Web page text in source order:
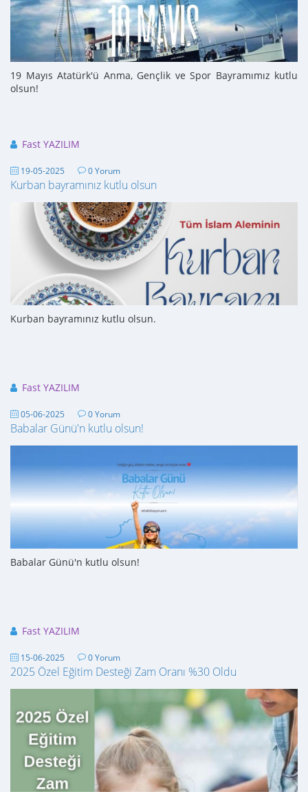
19 Mayıs Atatürk'ü Anma, Gençlik ve Spor Bayramımız kutlu
olsun!
Fast YAZILIM
19-05-2025 0 Yorum
Kurban bayramınız kutlu olsun
Kurban bayramınız kutlu olsun.
Fast YAZILIM
05-06-2025 0 Yorum
Babalar Günü'n kutlu olsun!
Babalar Günü'n kutlu olsun!
Fast YAZILIM
15-06-2025 0 Yorum
2025 Özel Eğitim Desteği Zam Oranı %30 Oldu